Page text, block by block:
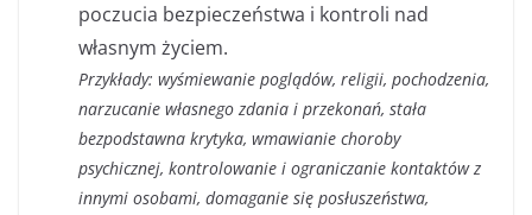
poczucia bezpieczeństwa i kontroli nad
własnym życiem.
Przykłady: wyśmiewanie poglądów, religii, pochodzenia,
narzucanie własnego zdania i przekonań, stała
bezpodstawna krytyka, wmawianie choroby
psychicznej, kontrolowanie i ograniczanie kontaktów z
innymi osobami, domaganie się posłuszeństwa,